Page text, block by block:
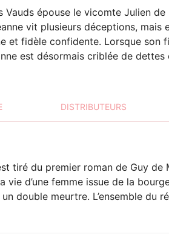
épouse le vicomte Julien
vit plusieurs déceptions, mais
et fidèle confidente. Lorsque son
est désormais criblée de
DISTRIBUTEURS
tiré du premier roman de Guy de
d’une femme issue de la
double meurtre. L’ensemble du